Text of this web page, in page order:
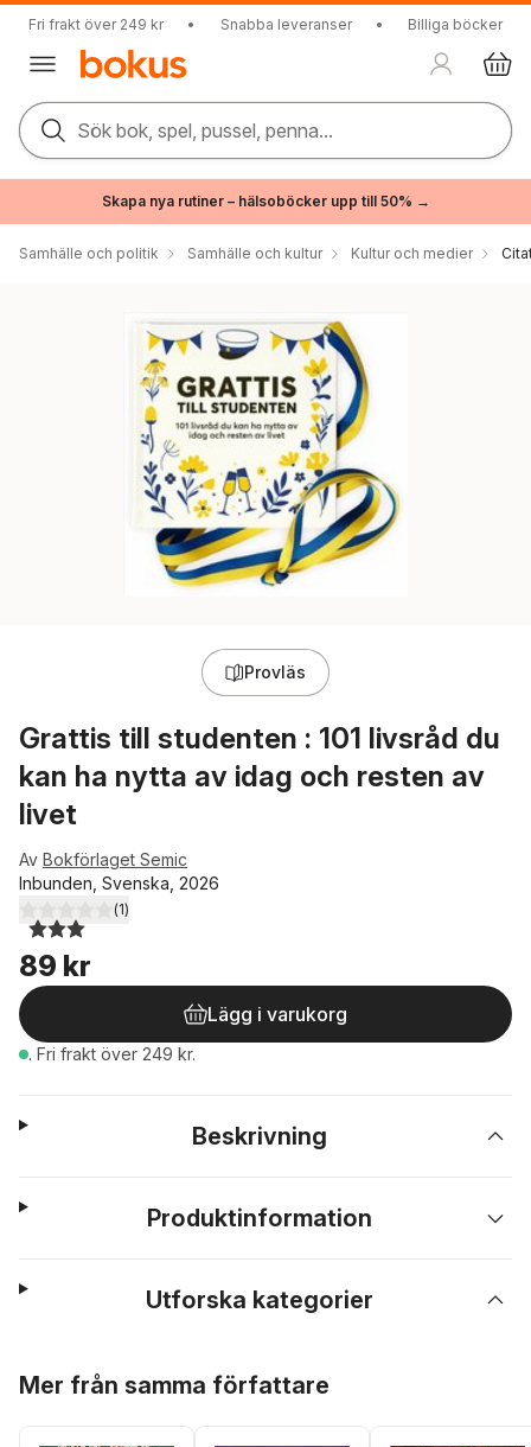
Fri frakt över 249 kr • Snabba leveranser • Billiga böcker
Sök bok, spel, pussel, penna...
Skapa nya rutiner – hälsoböcker upp till 50% →
Samhälle och politik Samhälle och kultur Kultur och medier
Provläs
Grattis till studenten : 101 livsråd du
kan ha nytta av idag och resten av
livet
Av Bokförlaget Semic
Inbunden, Svenska, 2026
3,0utav 5 stjärnor. Totalt antal röster:
(1)
89 kr
Lägg i varukorg
. Fri frakt över 249 kr.
Beskrivning
Produktinformation
Utforska kategorier
Mer från samma författare